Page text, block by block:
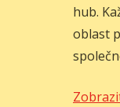
hub.
oblast